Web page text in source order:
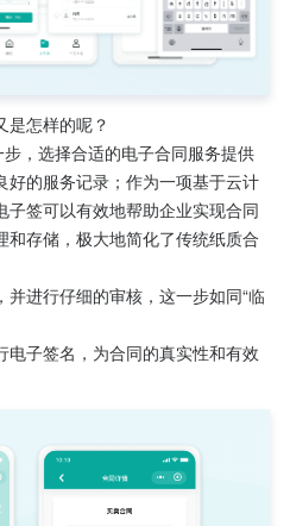
是怎样的呢？
，选择合适的电子合同服务提供
好的服务记录；作为一项基于云计
签可以有效地帮助企业实现合同
存储，极大地简化了传统纸质合
进行仔细的审核，这一步如同“临
子签名，为合同的真实性和有效